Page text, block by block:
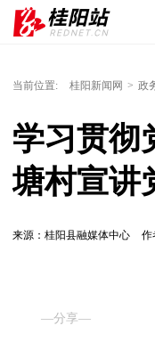
当前位置: 桂阳新闻网 > 政
学习贯彻
塘村宣讲
来源：桂阳县融媒体中心 作
—分享—